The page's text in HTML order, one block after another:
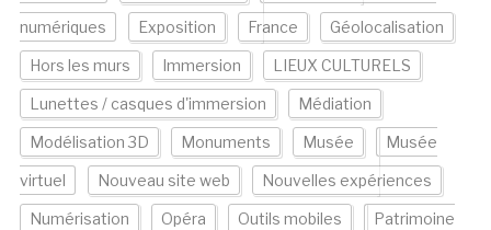
numériques Exposition France Géolocalisation
Hors les murs Immersion LIEUX CULTURELS
Lunettes / casques d'immersion Médiation
Modélisation 3D Monuments Musée Musée
virtuel Nouveau site web Nouvelles expériences
Numérisation Opéra Outils mobiles Patrimoine